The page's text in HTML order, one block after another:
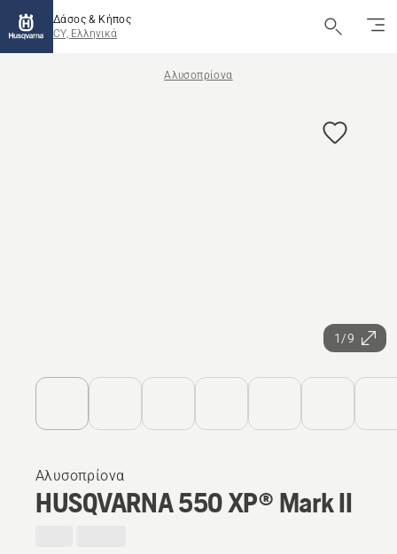
Δάσος & Κήπος
CY, Ελληνικά
Αλυσοπρίονα
1/9
Αλυσοπρίονα
HUSQVARNA 550 XP® Mark II